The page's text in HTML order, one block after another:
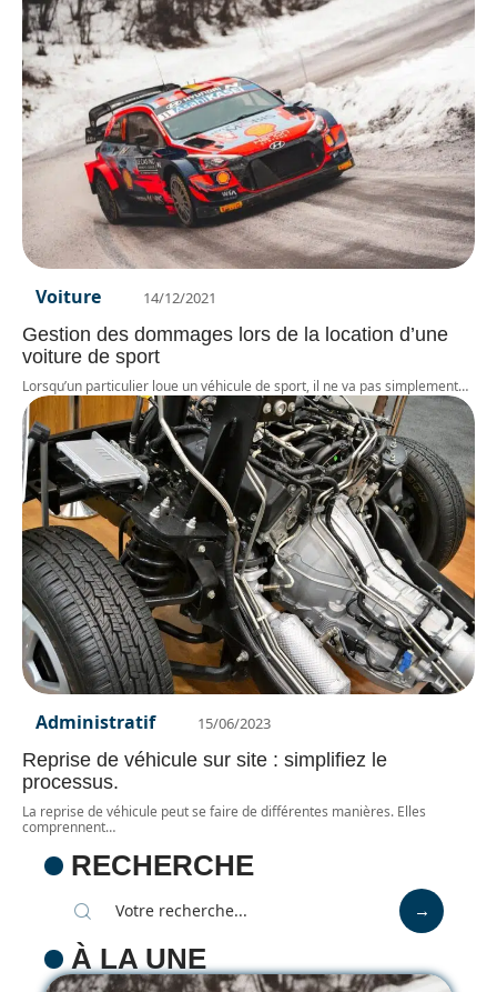
Voiture 14/12/2021
Gestion des dommages lors de la location d’une
voiture de sport
Lorsqu’un particulier loue un véhicule de sport, il ne va pas simplement…
Administratif 15/06/2023
Reprise de véhicule sur site : simplifiez le
processus.
La reprise de véhicule peut se faire de différentes manières. Elles
comprennent…
RECHERCHE
À LA UNE